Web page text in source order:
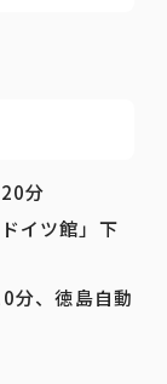
20分
イツ館」下
分、徳島自動